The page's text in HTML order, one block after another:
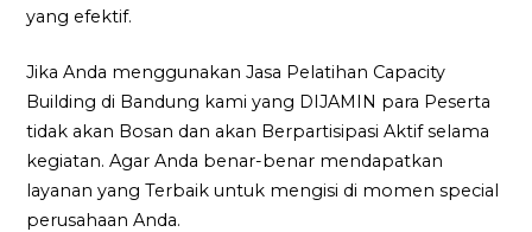
yang efektif.
Jika Anda menggunakan Jasa Pelatihan Capacity
Building di Bandung kami yang DIJAMIN para Peserta
tidak akan Bosan dan akan Berpartisipasi Aktif selama
kegiatan. Agar Anda benar-benar mendapatkan
layanan yang Terbaik untuk mengisi di momen special
perusahaan Anda.